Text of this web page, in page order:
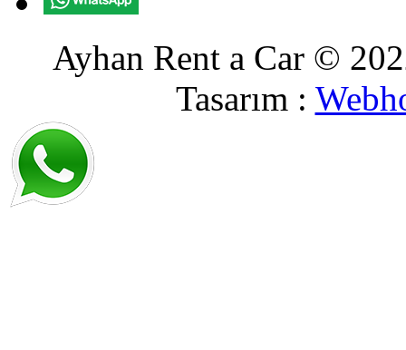
Ayhan Rent a Car ©
Tasarım :